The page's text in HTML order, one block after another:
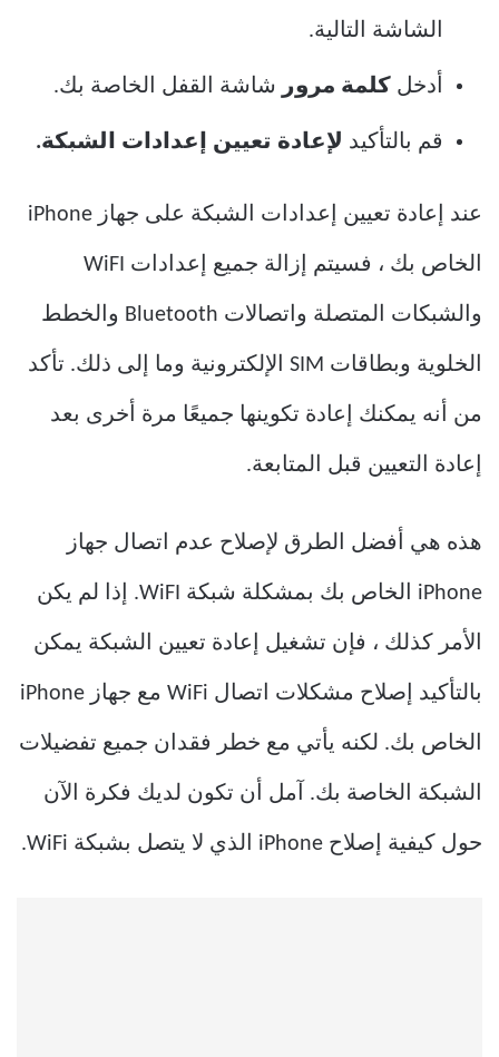
الشاشة التالية.
أدخل كلمة مرور شاشة القفل الخاصة بك.
قم بالتأكيد لإعادة تعيين إعدادات الشبكة.
عند إعادة تعيين إعدادات الشبكة على جهاز iPhone
الخاص بك ، فسيتم إزالة جميع إعدادات WiFI
والشبكات المتصلة واتصالات Bluetooth والخطط
الخلوية وبطاقات SIM الإلكترونية وما إلى ذلك. تأكد
من أنه يمكنك إعادة تكوينها جميعًا مرة أخرى بعد
إعادة التعيين قبل المتابعة.
هذه هي أفضل الطرق لإصلاح عدم اتصال جهاز
iPhone الخاص بك بمشكلة شبكة WiFI. إذا لم يكن
الأمر كذلك ، فإن تشغيل إعادة تعيين الشبكة يمكن
بالتأكيد إصلاح مشكلات اتصال WiFi مع جهاز iPhone
الخاص بك. لكنه يأتي مع خطر فقدان جميع تفضيلات
الشبكة الخاصة بك. آمل أن تكون لديك فكرة الآن
حول كيفية إصلاح iPhone الذي لا يتصل بشبكة WiFi.